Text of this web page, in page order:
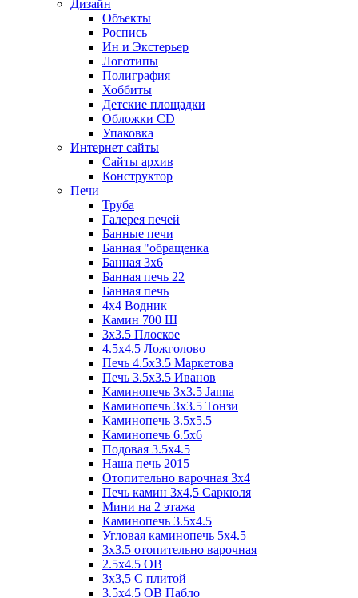
Дизайн
Объекты
Роспись
Ин и Экстерьер
Логотипы
Полиграфия
Хоббиты
Детские площадки
Обложки CD
Упаковка
Интернет сайты
Сайты архив
Конструктор
Печи
Труба
Галерея печей
Банные печи
Банная "обращенка
Банная 3х6
Банная печь 22
Банная печь
4х4 Водник
Камин 700 Ш
3x3.5 Плоское
4.5x4.5 Ложголово
Печь 4.5x3.5 Маркетова
Печь 3.5x3.5 Иванов
Каминопечь 3x3.5 Janna
Каминопечь 3x3.5 Тонзи
Каминопечь 3.5х5.5
Каминопечь 6.5x6
Подовая 3.5х4.5
Наша печь 2015
Отопительно варочная 3х4
Печь камин 3х4,5 Саркюля
Мини на 2 этажа
Каминопечь 3.5х4.5
Угловая каминопечь 5х4.5
3х3.5 отопительно варочная
2.5х4.5 ОВ
3х3,5 C плитой
3.5х4.5 ОВ Пабло